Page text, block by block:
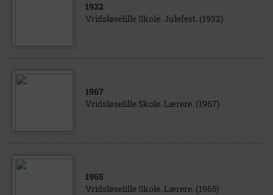
1932
Vridsløselille Skole. Julefest. (1932)
1967
Vridsløselille Skole. Lærere. (1967)
1965
Vridsløselille Skole. Lærere. (1965)